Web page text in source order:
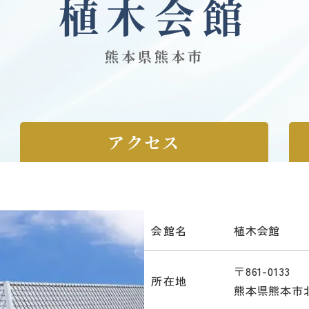
植木会館
熊本県熊本市
アクセス
会館名 植木会館
所在地
〒861-0133
熊本県熊本市